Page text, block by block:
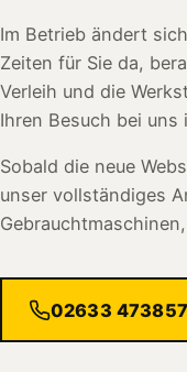
Im Betrieb ändert
Zeiten für Sie da,
Verleih und die
Ihren Besuch bei uns
Sobald die neue
unser vollständiges
02633 473857